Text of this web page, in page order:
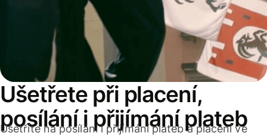
Ušetřete při placení,
posílání i přijímání plateb
Ušetříte na posílání i přijímání plateb a placení ve